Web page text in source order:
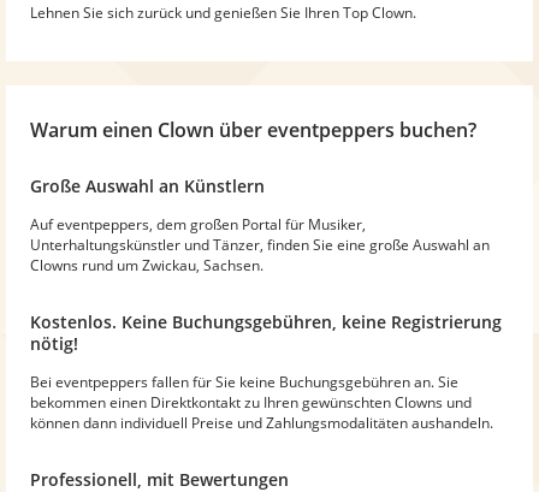
Lehnen Sie sich zurück und genießen Sie Ihren Top Clown.
Warum einen Clown über eventpeppers buchen?
Große Auswahl an Künstlern
Auf eventpeppers, dem großen Portal für Musiker,
Unterhaltungskünstler und Tänzer, finden Sie eine große Auswahl an
Clowns rund um Zwickau, Sachsen.
Kostenlos. Keine Buchungsgebühren, keine Registrierung
nötig!
Bei eventpeppers fallen für Sie keine Buchungsgebühren an. Sie
bekommen einen Direktkontakt zu Ihren gewünschten Clowns und
können dann individuell Preise und Zahlungsmodalitäten aushandeln.
Professionell, mit Bewertungen